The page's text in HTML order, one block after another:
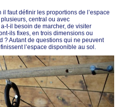
faut définir les proportions de l’espace
central ou avec
t-il besoin de marcher, de visiter
ils fixes, en trois dimensions ou
? Autant de questions qui ne peuvent
l’espace disponible au sol.